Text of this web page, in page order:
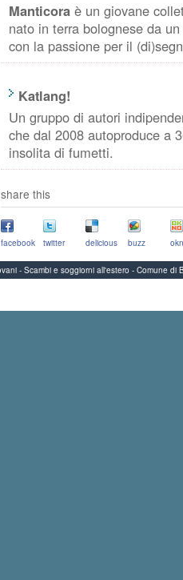
Manticora è un giovane
nato in terra bolognese da
con la passione per il
Katlang!
Un gruppo di autori
che dal 2008 autoproduce a
insolita di fumetti.
share this
facebook twitter delicious buzz
- Scambi e soggiorni all'estero - Comune